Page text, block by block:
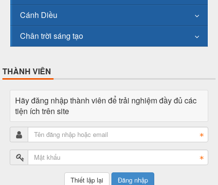
Cánh Diều
Chân trời sáng tạo
THÀNH VIÊN
Hãy đăng nhập thành viên để trải nghiệm đầy đủ các
tiện ích trên site
Đăng nhập